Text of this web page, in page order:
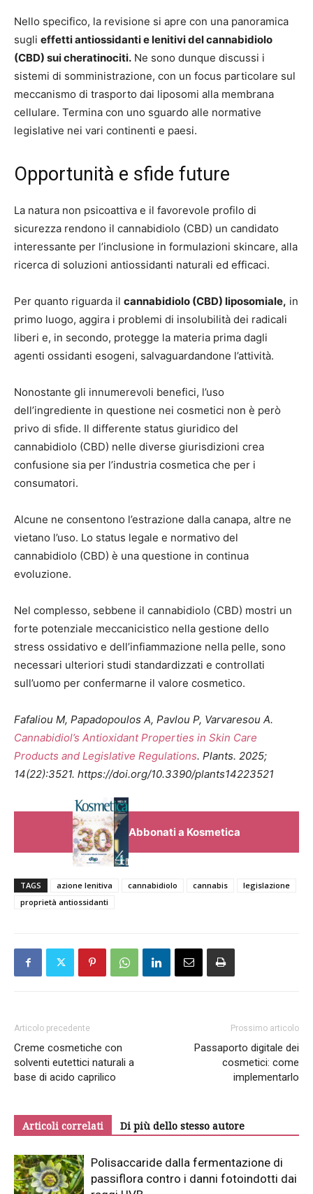
Nello specifico, la revisione si apre con una panoramica
sugli effetti antiossidanti e lenitivi del cannabidiolo
(CBD) sui cheratinociti. Ne sono dunque discussi i
sistemi di somministrazione, con un focus particolare sul
meccanismo di trasporto dai liposomi alla membrana
cellulare. Termina con uno sguardo alle normative
legislative nei vari continenti e paesi.
Opportunità e sfide future
La natura non psicoattiva e il favorevole profilo di
sicurezza rendono il cannabidiolo (CBD) un candidato
interessante per l’inclusione in formulazioni skincare, alla
ricerca di soluzioni antiossidanti naturali ed efficaci.
Per quanto riguarda il cannabidiolo (CBD) liposomiale, in
primo luogo, aggira i problemi di insolubilità dei radicali
liberi e, in secondo, protegge la materia prima dagli
agenti ossidanti esogeni, salvaguardandone l’attività.
Nonostante gli innumerevoli benefici, l’uso
dell’ingrediente in questione nei cosmetici non è però
privo di sfide. Il differente status giuridico del
cannabidiolo (CBD) nelle diverse giurisdizioni crea
confusione sia per l’industria cosmetica che per i
consumatori.
Alcune ne consentono l’estrazione dalla canapa, altre ne
vietano l’uso. Lo status legale e normativo del
cannabidiolo (CBD) è una questione in continua
evoluzione.
Nel complesso, sebbene il cannabidiolo (CBD) mostri un
forte potenziale meccanicistico nella gestione dello
stress ossidativo e dell’infiammazione nella pelle, sono
necessari ulteriori studi standardizzati e controllati
sull’uomo per confermarne il valore cosmetico.
Fafaliou M, Papadopoulos A, Pavlou P, Varvaresou A.
Cannabidiol’s Antioxidant Properties in Skin Care
Products and Legislative Regulations. Plants. 2025;
14(22):3521. https://doi.org/10.3390/plants14223521
Abbonati a Kosmetica
TAGS azione lenitiva cannabidiolo cannabis
legislazione
proprietà antiossidanti
Articolo precedente
Creme cosmetiche con
solventi eutettici naturali a
base di acido caprilico
Prossimo articolo
Passaporto digitale dei
cosmetici: come
implementarlo
Articoli correlati Di più dello stesso autore
Polisaccaride dalla fermentazione di
passiflora contro i danni fotoindotti dai